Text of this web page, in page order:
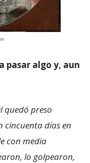
pasar algo y, aun
quedó preso
cincuenta días en
con media
lo golpearon,